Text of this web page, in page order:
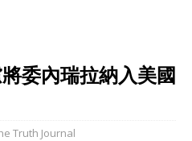
委內瑞拉納入美國
Truth Journal